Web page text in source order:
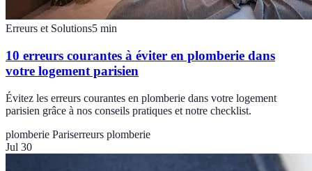
Erreurs et Solutions5 min
10 erreurs courantes à éviter en plomberie dans
votre logement parisien
Évitez les erreurs courantes en plomberie dans votre logement
parisien grâce à nos conseils pratiques et notre checklist.
plomberie Pariserreurs plomberie
Jul 30